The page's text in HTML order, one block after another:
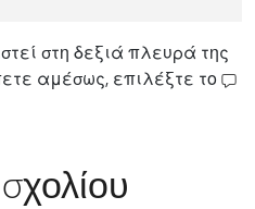
στη δεξιά πλευρά της
αμέσως, επιλέξτε το